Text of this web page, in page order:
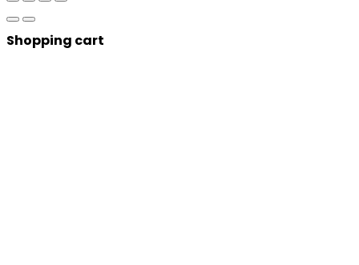
Shopping cart